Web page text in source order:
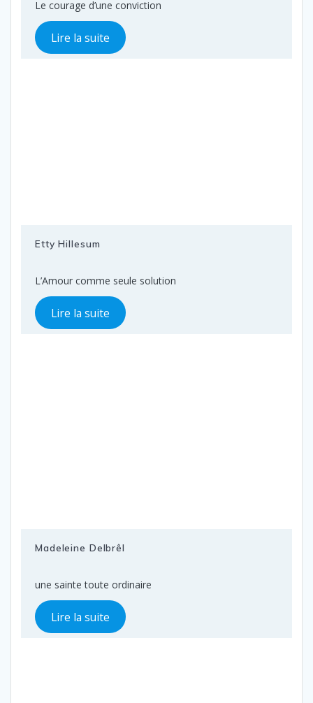
Le courage d’une conviction
Lire la suite
Etty Hillesum
L’Amour comme seule solution
Lire la suite
Madeleine Delbrêl
une sainte toute ordinaire
Lire la suite